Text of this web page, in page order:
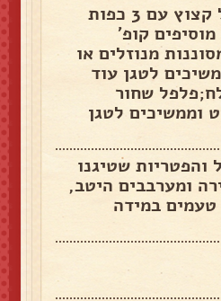
מטגנים בצל גדול קצוץ עם 3 כפות
קופ'
מנוזלים או
לטגן עוד
שחור
וממשיכים לטגן
והפטריות שטיגנו
ומערבבים היטב,
טעמים במידה